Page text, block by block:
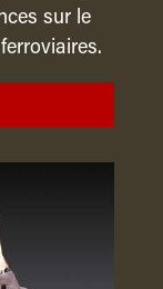
sur le